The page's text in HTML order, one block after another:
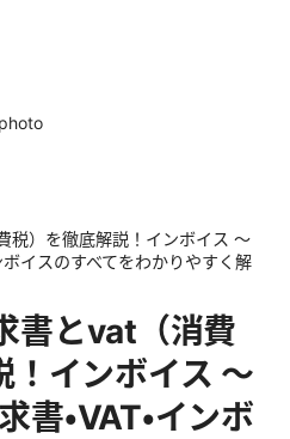
）を徹底解説！インボイス 〜
ボイスのすべてをわかりやすく解
書とvat（消費
！インボイス 〜
・VAT・インボ